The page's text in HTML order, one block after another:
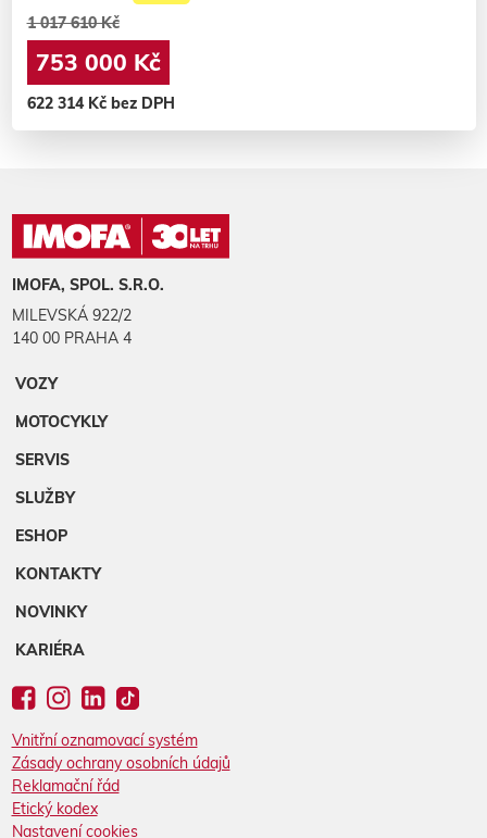
1 017 610 Kč
753 000 Kč
622 314 Kč bez DPH
IMOFA, SPOL. S.R.O.
MILEVSKÁ 922/2
140 00 PRAHA 4
VOZY
MOTOCYKLY
SERVIS
SLUŽBY
ESHOP
KONTAKTY
NOVINKY
KARIÉRA
Vnitřní oznamovací systém
Zásady ochrany osobních údajů
Reklamační řád
Etický kodex
Nastavení cookies